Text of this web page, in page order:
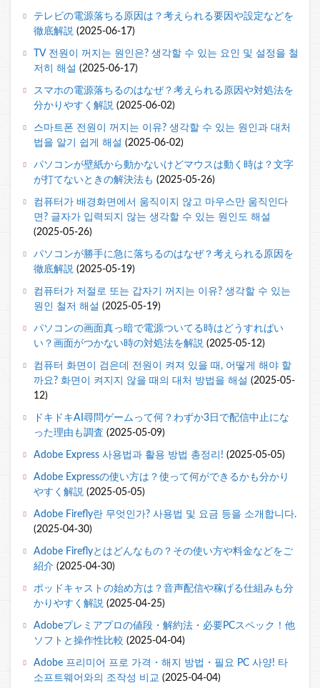
テレビの電源落ちる原因は？考えられる要因や設定などを
徹底解説 (2025-06-17)
TV 전원이 꺼지는 원인은? 생각할 수 있는 요인 및 설정을 철
저히 해설 (2025-06-17)
スマホの電源落ちるのはなぜ？考えられる原因や対処法を
分かりやすく解説 (2025-06-02)
스마트폰 전원이 꺼지는 이유? 생각할 수 있는 원인과 대처
법을 알기 쉽게 해설 (2025-06-02)
パソコンが壁紙から動かないけどマウスは動く時は？文字
が打てないときの解決法も (2025-05-26)
컴퓨터가 배경화면에서 움직이지 않고 마우스만 움직인다
면? 글자가 입력되지 않는 생각할 수 있는 원인도 해설
(2025-05-26)
パソコンが勝手に急に落ちるのはなぜ？考えられる原因を
徹底解説 (2025-05-19)
컴퓨터가 저절로 또는 갑자기 꺼지는 이유? 생각할 수 있는
원인 철저 해설 (2025-05-19)
パソコンの画面真っ暗で電源ついてる時はどうすればい
い？画面がつかない時の対処法を解説 (2025-05-12)
컴퓨터 화면이 검은데 전원이 켜져 있을 때, 어떻게 해야 할
까요? 화면이 켜지지 않을 때의 대처 방법을 해설 (2025-05-
12)
ドキドキAI尋問ゲームって何？わずか3日で配信中止にな
った理由も調査 (2025-05-09)
Adobe Express 사용법과 활용 방법 총정리! (2025-05-05)
Adobe Expressの使い方は？使って何ができるかも分かり
やすく解説 (2025-05-05)
Adobe Firefly란 무엇인가? 사용법 및 요금 등을 소개합니다.
(2025-04-30)
Adobe Fireflyとはどんなもの？その使い方や料金などをご
紹介 (2025-04-30)
ポッドキャストの始め方は？音声配信や稼げる仕組みも分
かりやすく解説 (2025-04-25)
Adobeプレミアプロの値段・解約法・必要PCスペック！他
ソフトと操作性比較 (2025-04-04)
Adobe 프리미어 프로 가격・해지 방법・필요 PC 사양! 타
소프트웨어와의 조작성 비교 (2025-04-04)